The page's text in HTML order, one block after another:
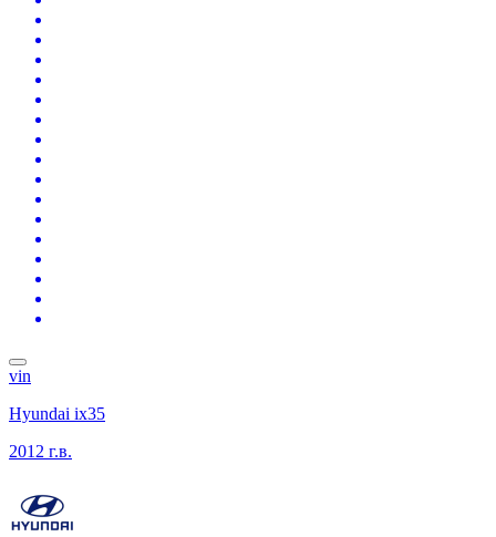
vin
Hyundai ix35
2012 г.в.